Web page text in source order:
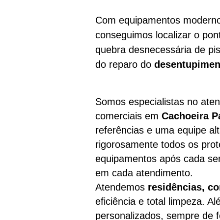
Com equipamentos
conseguimos localizar o
quebra desnecessária de
do reparo do
Somos especialistas no
comerciais em Cachoeira
referências e uma equipe
rigorosamente todos os
equipamentos após cada
em cada atendimento.
Atendemos residências,
eficiência e total limpeza.
personalizados, sempre de